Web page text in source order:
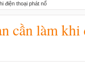
điện thoại phát nổ
cần làm khi